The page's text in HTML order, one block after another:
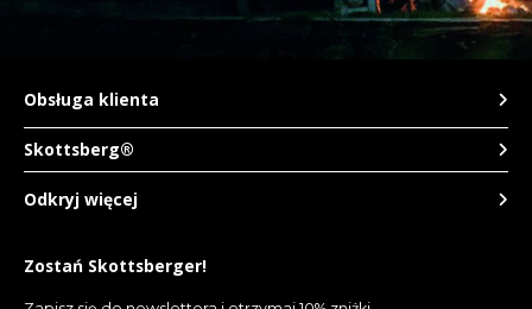
Skottsberg®
Obsługa klienta
Odkryj więcej
Zostań Skottsberger!